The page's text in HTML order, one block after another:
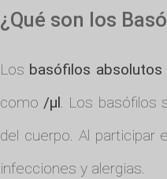
¿Qué son los
Los basófilos absolutos
como /µl. Los basófilos
del cuerpo. Al participar
infecciones y alergias.